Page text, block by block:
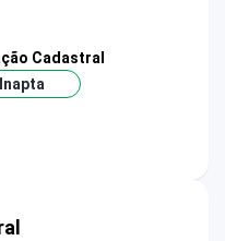
Cadastral
Inapta